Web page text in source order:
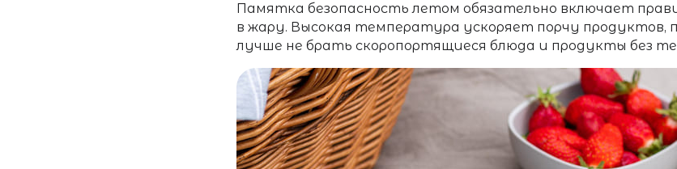
Памятка безопасность летом обязательно включает
в жару. Высокая температура ускоряет порчу продуктов,
лучше не брать скоропортящиеся блюда и продукты без